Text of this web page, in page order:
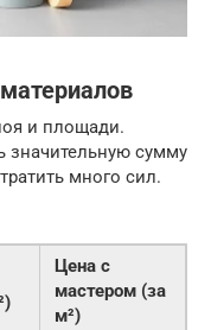
и площади.
сумму
много сил.
Цена с
мастером (за
м²)